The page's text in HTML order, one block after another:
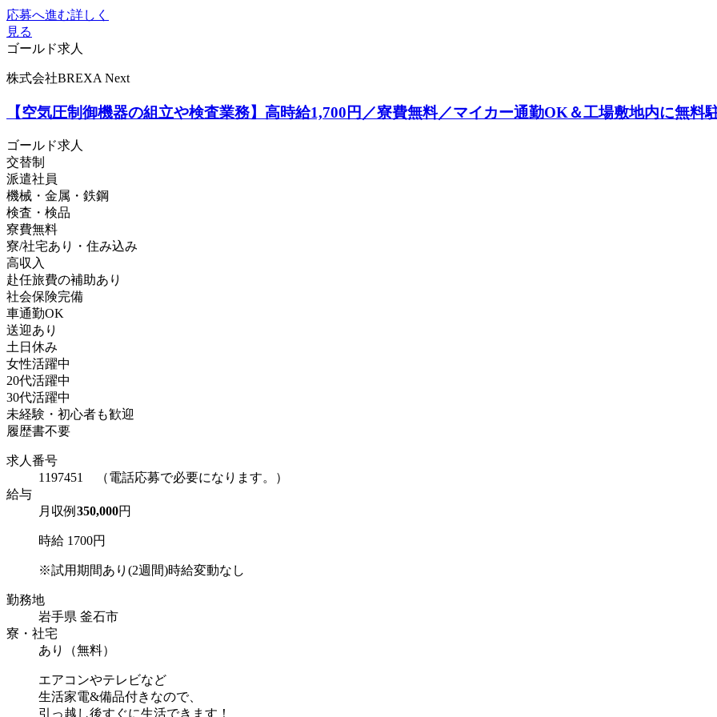
応募へ進む詳しく
見る
ゴールド求人
株式会社BREXA Next
【空気圧制御機器の組立や検査業務】高時給1,700円／寮費無料／マイカー通勤OK＆工場敷地内に無料
ゴールド求人
交替制
派遣社員
機械・金属・鉄鋼
検査・検品
寮費無料
寮/社宅あり・住み込み
高収入
赴任旅費の補助あり
社会保険完備
車通勤OK
送迎あり
土日休み
女性活躍中
20代活躍中
30代活躍中
未経験・初心者も歓迎
履歴書不要
求人番号
1197451 （電話応募で必要になります。）
給与
月収例 350,000円
時給 1700円
※試用期間あり(2週間)時給変動なし
勤務地
岩手県 釜石市
寮・社宅
あり（無料）
エアコンやテレビなど
生活家電&備品付きなので、
引っ越し後すぐに生活できます！